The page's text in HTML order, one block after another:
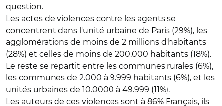
question.
Les actes de violences contre les agents se
concentrent dans l'unité urbaine de Paris (29%), les
agglomérations de moins de 2 millions d'habitants
(28%) et celles de moins de 200.000 habitants (18%).
Le reste se répartit entre les communes rurales (6%),
les communes de 2.000 à 9.999 habitants (6%), et les
unités urbaines de 10.0000 à 49.999 (11%).
Les auteurs de ces violences sont à 86% Français, ils